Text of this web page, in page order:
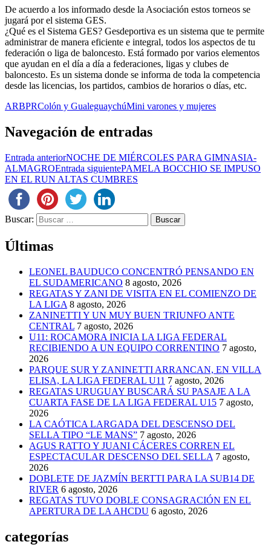
De acuerdo a los informado desde la Asociación estos torneos se
jugará por el sistema GES.
¿Qué es el Sistema GES? Gesdeportiva es un sistema que te permite
administrar de manera eficiente e integral, todos los aspectos de tu
federación o liga de baloncesto. Está formado por varios elementos
que ayudan en el día a día a federaciones, ligas y clubes de
baloncesto. Es un sistema donde se informa de toda la competencia
desde las licencias, los partidos, cambios de horarios o días, etc.
ARBPRColón y GualeguaychúMini varones y mujeres
Navegación de entradas
Entrada anteriorNOCHE DE MIÉRCOLES PARA GIMNASIA-
ALMAGROEntrada siguientePAMELA BOCCHIO SE IMPUSO
EN EL RUN ALTAS CUMBRES
Buscar:
Últimas
LEONEL BAUDUCO CONCENTRÓ PENSANDO EN
EL SUDAMERICANO 8 agosto, 2026
REGATAS Y ZANI DE VISITA EN EL COMIENZO DE
LA LIGA 8 agosto, 2026
ZANINETTI Y UN MUY BUEN TRIUNFO ANTE
CENTRAL 7 agosto, 2026
U11: ROCAMORA INICIA LA LIGA FEDERAL
RECIBIENDO A UN EQUIPO CORRENTINO 7 agosto,
2026
PARQUE SUR Y ZANINETTI ARRANCAN, EN VILLA
ELISA, LA LIGA FEDERAL U11 7 agosto, 2026
REGATAS URUGUAY BUSCARÁ SU PASAJE A LA
CUARTA FASE DE LA LIGA FEDERAL U15 7 agosto,
2026
LA CAÓTICA LARGADA DEL DESCENSO DEL
SELLA TIPO “LE MANS” 7 agosto, 2026
AGUS RATTO Y JUANI CÁCERES CORREN EL
ESPECTACULAR DESCENSO DEL SELLA 7 agosto,
2026
DOBLETE DE JAZMÍN BERTTI PARA LA SUB14 DE
RIVER 6 agosto, 2026
REGATAS TUVO DOBLE CONSAGRACIÓN EN EL
APERTURA DE LA AHCDU 6 agosto, 2026
categorías